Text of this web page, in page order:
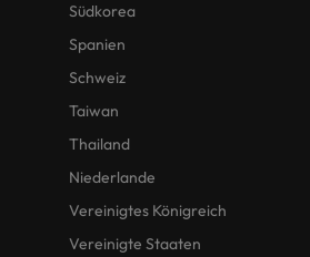
Südkorea
Spanien
Schweiz
Taiwan
Thailand
Niederlande
Vereinigtes Königreich
Vereinigte Staaten